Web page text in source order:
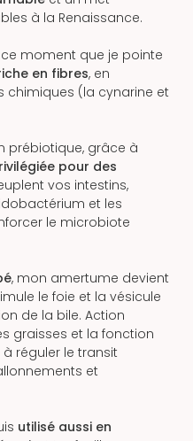
à la Renaissance.
ce moment que je pointe
en fibres, en
chimiques (la cynarine et
prébiotique, grâce à
pour des
vos intestins,
et les
le microbiote
, mon amertume devient
le foie et la vésicule
de la bile. Action
graisses et la fonction
réguler le transit
et
utilisé aussi en